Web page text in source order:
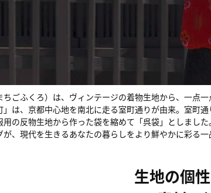
ごふくろ）は、ヴィンテージの着物生地から、一点一
は、京都中心地を南北に走る室町通りが由来。室町
の反物生地から作った袋を縮めて「呉袋」としまし
、現代を生きるあなたの暮らしをより鮮やかに彩る一
生地の個